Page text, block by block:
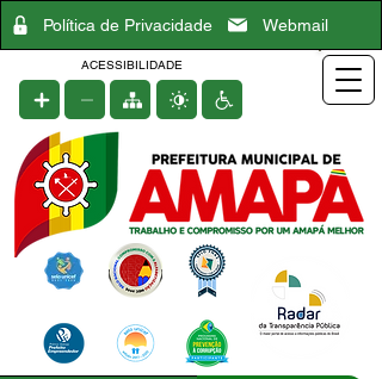
Política de Privacidade Webmail
ACESSIBILIDADE